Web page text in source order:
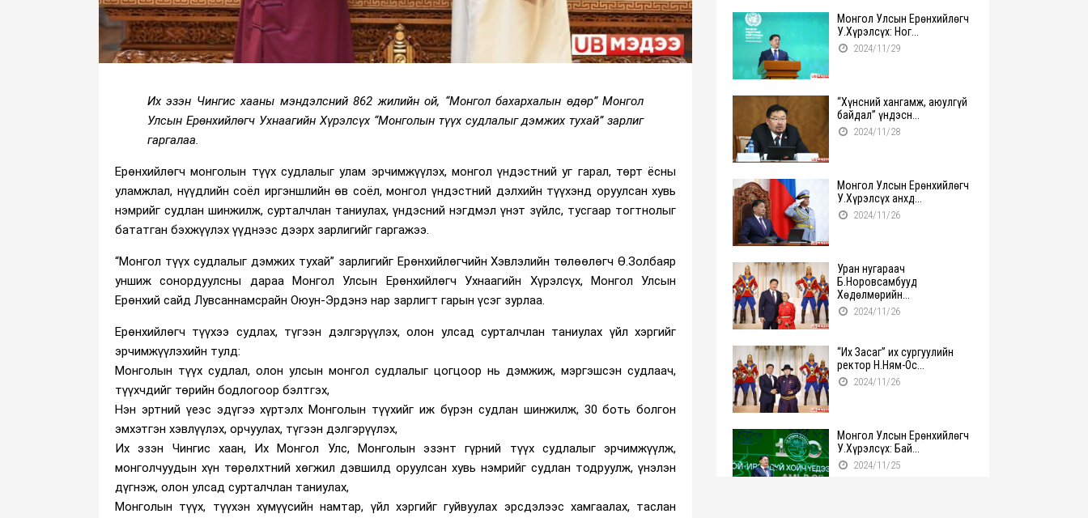
Их эзэн Чингис хааны мэндэлсний 862 жилийн ой, “Монгол бахархалын өдөр” Монгол
Улсын Ерөнхийлөгч Ухнаагийн Хүрэлсүх “Монголын түүх судлалыг дэмжих тухай” зарлиг
гаргалаа.
Ерөнхийлөгч монголын түүх судлалыг улам эрчимжүүлэх, монгол үндэстний уг гарал, төрт ёсны
уламжлал, нүүдлийн соёл иргэншлийн өв соёл, монгол үндэстний дэлхийн түүхэнд оруулсан хувь
нэмрийг судлан шинжилж, сурталчлан таниулах, үндэсний нэгдмэл үнэт зүйлс, тусгаар тогтнолыг
бататган бэхжүүлэх үүднээс дээрх зарлигийг гаргажээ.
“Монгол түүх судлалыг дэмжих тухай” зарлигийг Ерөнхийлөгчийн Хэвлэлийн төлөөлөгч Ө.Золбаяр
уншиж сонордуулсны дараа Монгол Улсын Ерөнхийлөгч Ухнаагийн Хүрэлсүх, Монгол Улсын
Ерөнхий сайд Лувсаннамсрайн Оюун-Эрдэнэ нар зарлигт гарын үсэг зурлаа.
Ерөнхийлөгч түүхээ судлах, түгээн дэлгэрүүлэх, олон улсад сурталчлан таниулах үйл хэргийг
эрчимжүүлэхийн тулд:
Монголын түүх судлал, олон улсын монгол судлалыг цогцоор нь дэмжиж, мэргэшсэн судлаач,
түүхчдийг төрийн бодлогоор бэлтгэх,
Нэн эртний үеэс эдүгээ хүртэлх Монголын түүхийг иж бүрэн судлан шинжилж, 30 боть болгон
эмхэтгэн хэвлүүлэх, орчуулах, түгээн дэлгэрүүлэх,
Их эзэн Чингис хаан, Их Монгол Улс, Монголын эзэнт гүрний түүх судлалыг эрчимжүүлж,
монголчуудын хүн төрөлхтний хөгжил дэвшилд оруулсан хувь нэмрийг судлан тодруулж, үнэлэн
дүгнэж, олон улсад сурталчлан таниулах,
Монголын түүх, түүхэн хүмүүсийн намтар, үйл хэргийг гуйвуулах эрсдэлээс хамгаалах, таслан
Монгол Улсын Ерөнхийлөгч
У.Хүрэлсүх: Ног...
2024/11/29
“Хүнсний хангамж, аюулгүй
байдал” үндэсн...
2024/11/28
Монгол Улсын Ерөнхийлөгч
У.Хүрэлсүх анхд...
2024/11/26
Уран нугараач
Б.Норовсамбууд
Хөдөлмөрийн...
2024/11/26
“Их Засаг” их сургуулийн
ректор Н.Ням-Ос...
2024/11/26
Монгол Улсын Ерөнхийлөгч
У.Хүрэлсүх: Бай...
2024/11/25